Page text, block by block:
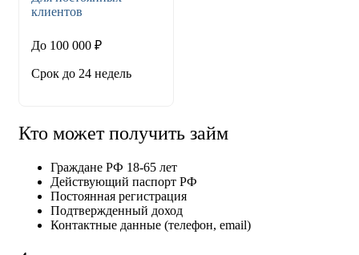
клиентов
До 100 000 ₽
Срок до 24 недель
Кто может получить займ
Граждане РФ 18-65 лет
Действующий паспорт РФ
Постоянная регистрация
Подтвержденный доход
Контактные данные (телефон, email)